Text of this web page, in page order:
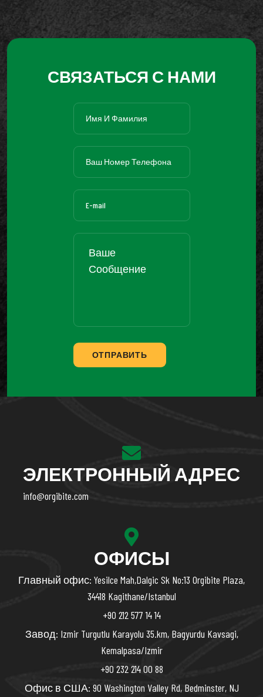
СВЯЗАТЬСЯ С НАМИ
ОТПРАВИТЬ
ЭЛЕКТРОННЫЙ АДРЕС
info@orgibite.com
ОФИСЫ
Главный офис: Yesilce Mah,Dalgic Sk No:13 Orgibite Plaza,
34418 Kagithane/Istanbul
+90 212 577 14 14
Завод: Izmir Turgutlu Karayolu 35.km, Bagyurdu Kavsagi,
Kemalpasa/Izmir
+90 232 214 00 88
Офис в США: 90 Washington Valley Rd, Bedminster, NJ